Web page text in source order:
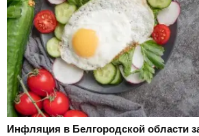
Инфляция в Белгородской области